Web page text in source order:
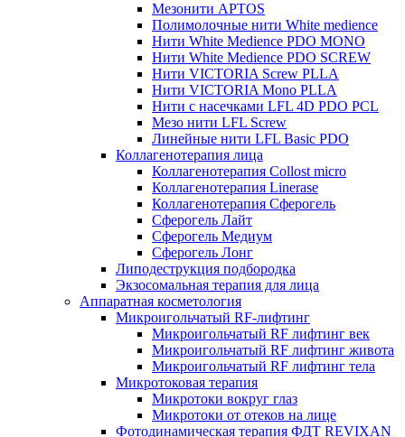
Мезонити APTOS
Полимолочные нити White medience
Нити White Medience PDO MONO
Нити White Medience PDO SCREW
Нити VICTORIA Screw PLLA
Нити VICTORIA Mono PLLA
Нити с насечками LFL 4D PDO PCL
Мезо нити LFL Screw
Линейные нити LFL Basic PDO
Коллагенотерапия лица
Коллагенотерапия Collost micro
Коллагенотерапия Linerase
Коллагенотерапия Сферогель
Сферогель Лайт
Сферогель Медиум
Сферогель Лонг
Липодеструкция подбородка
Экзосомальная терапия для лица
Аппаратная косметология
Микроигольчатый RF-лифтинг
Микроигольчатый RF лифтинг век
Микроигольчатый RF лифтинг живота
Микроигольчатый RF лифтинг тела
Микротоковая терапия
Микротоки вокруг глаз
Микротоки от отеков на лице
Фотодинамическая терапия ФДТ REVIXAN